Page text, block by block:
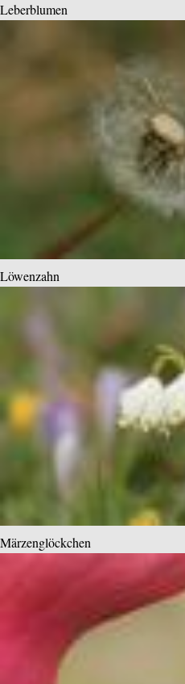
Leberblumen
Löwenzahn
Märzenglöckchen